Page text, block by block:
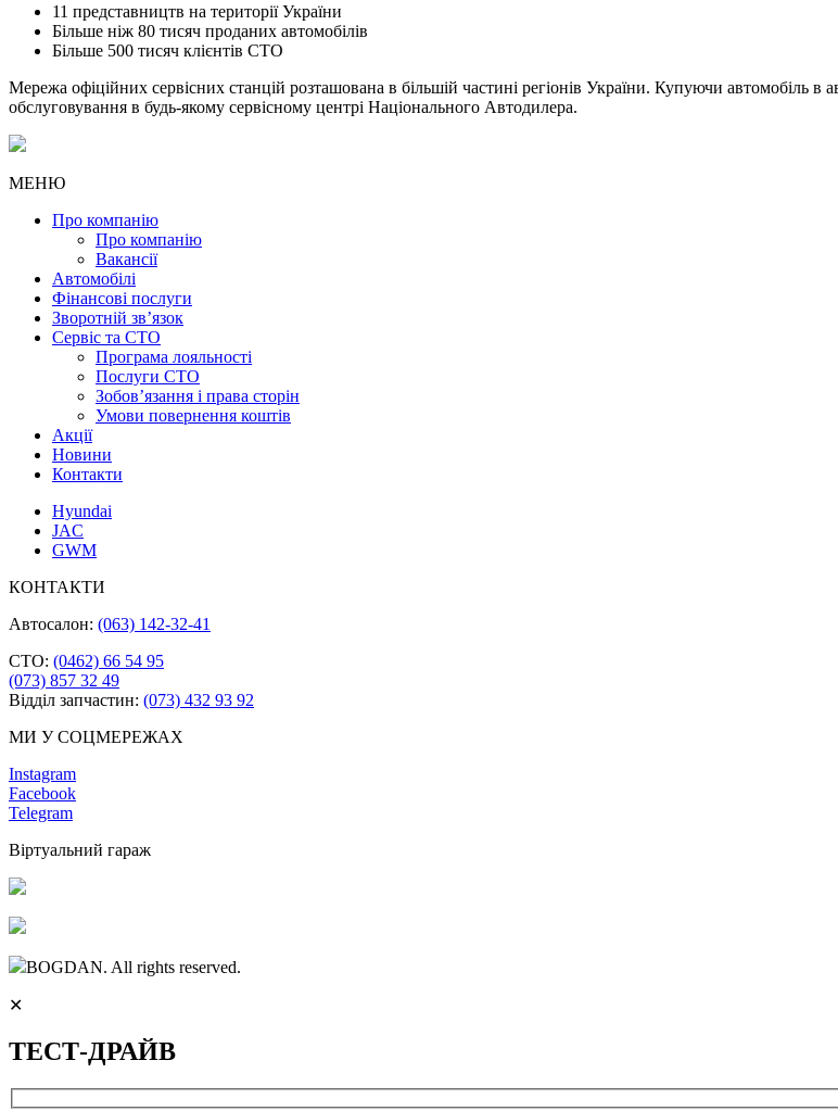
11 представництв на території України
Більше ніж 80 тисяч проданих автомобілів
Більше 500 тисяч клієнтів СТО
Мережа офіційних сервісних станцій розташована в більшій частині регіонів України. Купуючи автомобіль в
обслуговування в будь-якому сервісному центрі Національного Автодилера.
МЕНЮ
Про компанію
Про компанію
Вакансії
Автомобілі
Фінансові послуги
Зворотній зв’язок
Cервіс та СТО
Програма лояльності
Послуги СТО
Зобов’язання і права сторін
Умови повернення коштів
Акції
Новини
Контакти
Hyundai
JAC
GWM
КОНТАКТИ
Автосалон: (063) 142-32-41
СТО: (0462) 66 54 95
(073) 857 32 49
Відділ запчастин: (073) 432 93 92
МИ У СОЦМЕРЕЖАХ
Instagram
Facebook
Telegram
Віртуальний гараж
BOGDAN. All rights reserved.
✕
ТЕСТ-ДРАЙВ